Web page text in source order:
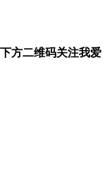
方二维码关注我爱